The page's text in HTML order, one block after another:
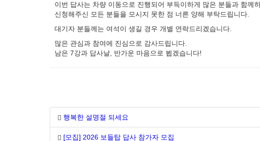
이번 답사는 차량 이동으로 진행되어 부득이하게 많은 분들과 함께
신청해주신 모든 분들을 모시지 못한 점 너른 양해 부탁드립니다.
대기자 분들께는 여석이 생길 경우 개별 연락드리겠습니다.
많은 관심과 참여에 진심으로 감사드립니다.
남은 7강과 답사날, 반가운 마음으로 뵙겠습니다!
행복한 설명절 되세요
[모집] 2026 보들탑 답사 참가자 모집